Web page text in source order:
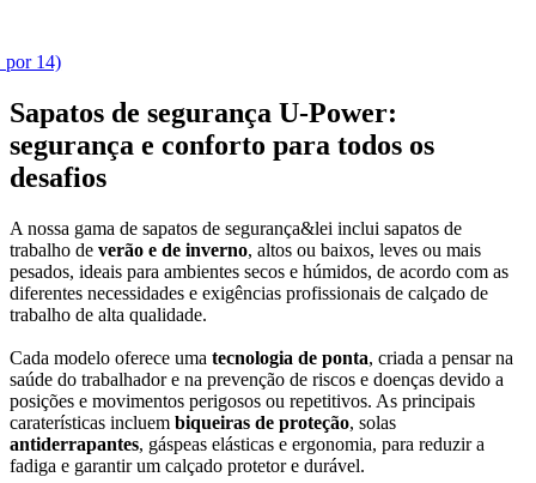
por 14)
Sapatos de segurança U‑Power:
segurança e conforto para todos os
desafios
A nossa gama de sapatos de segurança&lei inclui sapatos de
trabalho de verão e de inverno, altos ou baixos, leves ou mais
pesados, ideais para ambientes secos e húmidos, de acordo com as
diferentes necessidades e exigências profissionais de calçado de
trabalho de alta qualidade.
Cada modelo oferece uma tecnologia de ponta, criada a pensar na
saúde do trabalhador e na prevenção de riscos e doenças devido a
posições e movimentos perigosos ou repetitivos. As principais
caraterísticas incluem biqueiras de proteção, solas
antiderrapantes, gáspeas elásticas e ergonomia, para reduzir a
fadiga e garantir um calçado protetor e durável.